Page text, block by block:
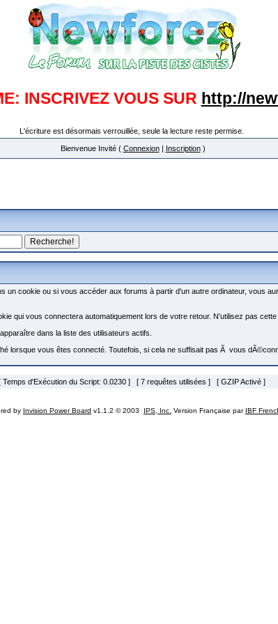
INSCRIVEZ VOUS SUR http://
L'écriture est désormais verrouillée, seule la lecture reste permise.
Bienvenue Invité ( Connexion| Inscription)
un cookie ou si vous accéder aux forums à partir d'un autre ordinateur, vous
qui vous connectera automatiquement lors de votre retour. N'utilisez pas
dans la liste des utilisateurs actifs.
lorsque vous êtes connecté. Toutefois, si cela ne suffisait pas Ã vous
Temps d'Exécution du Script: 0.0230 ] [ 7 requêtes utilisées ] [ GZIP Activé ]
by Invision Power Board v1.1.2 © 2003 IPS, Inc. Version Française par IBF